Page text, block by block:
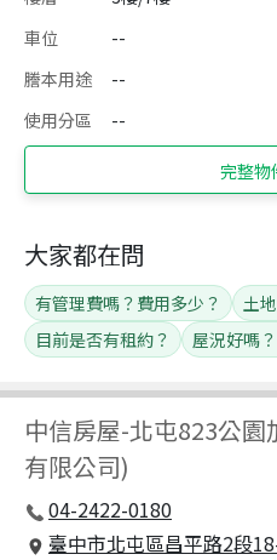
車位
--
謄本用途
--
使用分區
--
完整物
中信房屋-北屯823公園
有限公司)
04-2422-0180
臺中市北屯區昌平路2段
大家都在問
有管理費嗎？費用多少？
土
目前是否有租約？
屋況好嗎